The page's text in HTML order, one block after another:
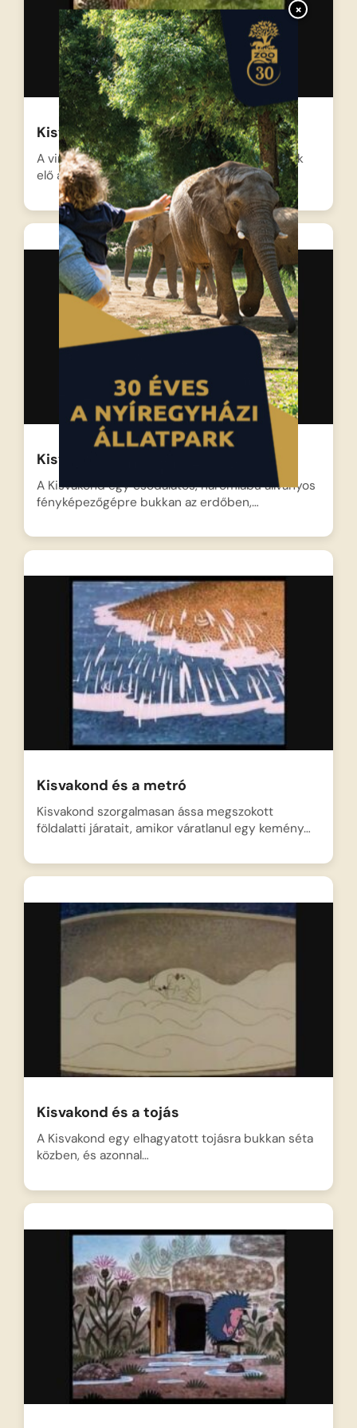
×
Kisvakond és a nyuszi
A virágos rét közepén Kisvakond vidáman bújik
elő a föld…
Kisvakond mint fényképész
A Kisvakond egy csodálatos, háromlábú állványos
fényképezőgépre bukkan az erdőben,…
Kisvakond és a metró
Kisvakond szorgalmasan ássa megszokott
földalatti járatait, amikor váratlanul egy kemény…
Kisvakond és a tojás
A Kisvakond egy elhagyatott tojásra bukkan séta
közben, és azonnal…